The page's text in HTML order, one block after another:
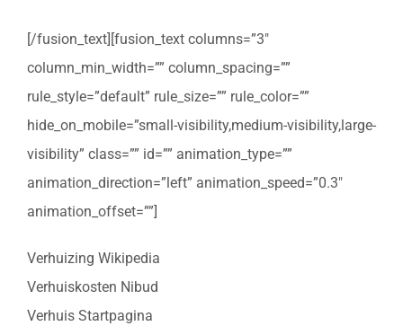
[/fusion_text][fusion_text columns=”3″
column_min_width=”” column_spacing=””
rule_style=”default” rule_size=”” rule_color=””
hide_on_mobile=”small-visibility,medium-visibility,large-
visibility” class=”” id=”” animation_type=””
animation_direction=”left” animation_speed=”0.3″
animation_offset=””]
Verhuizing Wikipedia
Verhuiskosten Nibud
Verhuis Startpagina